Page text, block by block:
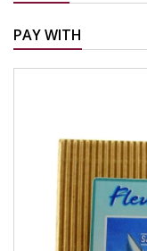
PAY WITH